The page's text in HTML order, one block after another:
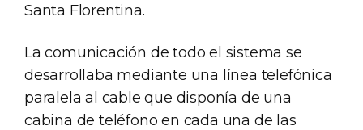
Santa Florentina.
La comunicación de todo el sistema se
desarrollaba mediante una línea telefónica
paralela al cable que disponía de una
cabina de teléfono en cada una de las